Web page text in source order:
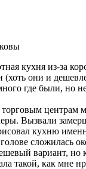
кухня из-за
(хоть они и
где были, но
центрам
Вызвали
кухню
сложилась
вариант, но
такой, как мне